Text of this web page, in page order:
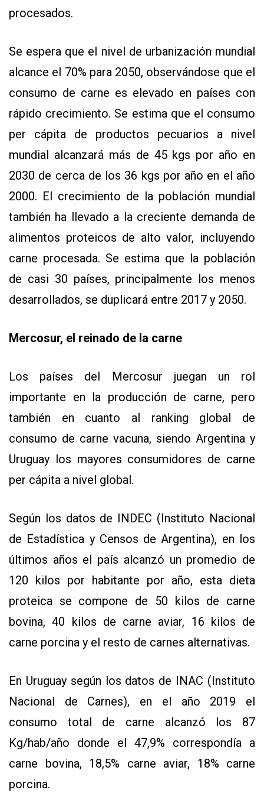
procesados.
Se espera que el nivel de urbanización mundial
alcance el 70% para 2050, observándose que el
consumo de carne es elevado en países con
rápido crecimiento. Se estima que el consumo
per cápita de productos pecuarios a nivel
mundial alcanzará más de 45 kgs por año en
2030 de cerca de los 36 kgs por año en el año
2000. El crecimiento de la población mundial
también ha llevado a la creciente demanda de
alimentos proteicos de alto valor, incluyendo
carne procesada. Se estima que la población
de casi 30 países, principalmente los menos
desarrollados, se duplicará entre 2017 y 2050.
Mercosur, el reinado de la carne
Los países del Mercosur juegan un rol
importante en la producción de carne, pero
también en cuanto al ranking global de
consumo de carne vacuna, siendo Argentina y
Uruguay los mayores consumidores de carne
per cápita a nivel global.
Según los datos de INDEC (Instituto Nacional
de Estadística y Censos de Argentina), en los
últimos años el país alcanzó un promedio de
120 kilos por habitante por año, esta dieta
proteica se compone de 50 kilos de carne
bovina, 40 kilos de carne aviar, 16 kilos de
carne porcina y el resto de carnes alternativas.
En Uruguay según los datos de INAC (Instituto
Nacional de Carnes), en el año 2019 el
consumo total de carne alcanzó los 87
Kg/hab/año donde el 47,9% correspondía a
carne bovina, 18,5% carne aviar, 18% carne
porcina.